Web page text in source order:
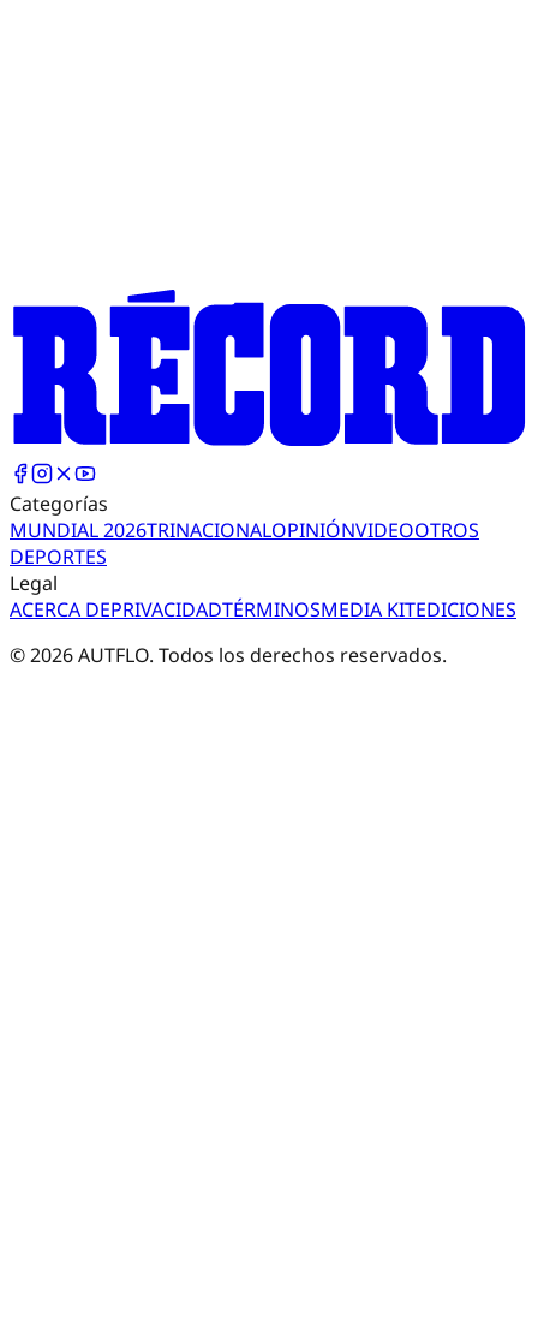
Categorías
MUNDIAL 2026TRINACIONALOPINIÓNVIDEOOTROS
DEPORTES
Legal
ACERCA DEPRIVACIDADTÉRMINOSMEDIA KITEDICIONES
©2026AUTFLO. Todos los derechos reservados.